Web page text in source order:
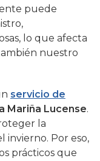
puede
lo que afecta
nuestro
servicio de
Mariña Lucense.
la
Por eso,
prácticos que